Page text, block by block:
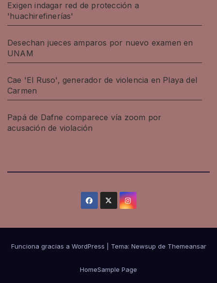
Exigen indagar red de protección a
'huachirefinerías'
Desechan jueces amparos por nuevo examen en
UNAM
Cae 'El Ruso', generador de violencia en Playa del
Carmen
Papá de Dafne comparece vía zoom por
acusación de violación
Funciona gracias a WordPress Tema: Newsup de Themeansar
HomeSample Page